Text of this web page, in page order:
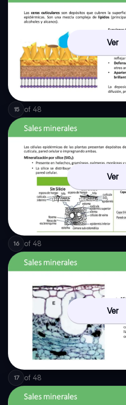
Ver
15 of 48
Ver
16 of 48
Ver
17 of 48